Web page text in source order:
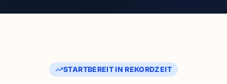
STARTBEREIT IN REKORDZEIT